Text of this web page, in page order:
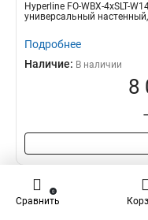
Hyperline FO-WBX-4xSLT-
универсальный
Подробнее
Наличие: В наличии
8
Сравнить
0